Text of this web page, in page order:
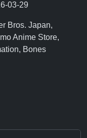
03-29
Bros. Japan,
Anime Store,
Bones